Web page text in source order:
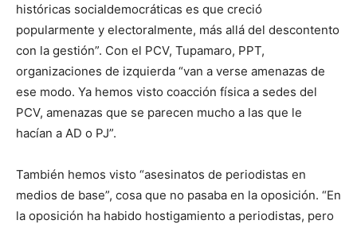
históricas socialdemocráticas es que creció
popularmente y electoralmente, más allá del descontento
con la gestión”. Con el PCV, Tupamaro, PPT,
organizaciones de izquierda “van a verse amenazas de
ese modo. Ya hemos visto coacción física a sedes del
PCV, amenazas que se parecen mucho a las que le
hacían a AD o PJ”.
También hemos visto “asesinatos de periodistas en
medios de base”, cosa que no pasaba en la oposición. “En
la oposición ha habido hostigamiento a periodistas, pero